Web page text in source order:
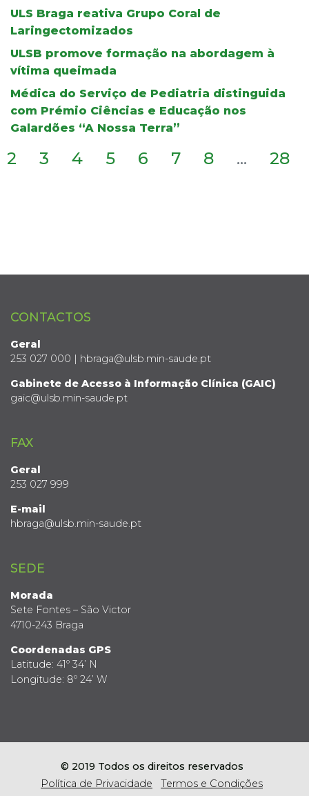
ULS Braga reativa Grupo Coral de
Laringectomizados
ULSB promove formação na abordagem à
vítima queimada
Médica do Serviço de Pediatria distinguida
com Prémio Ciências e Educação nos
Galardões “A Nossa Terra”
2 3 4 5 6 7 8 ... 28
CONTACTOS
Geral
253 027 000 | hbraga@ulsb.min-saude.pt
Gabinete de Acesso à Informação Clínica (GAIC)
gaic@ulsb.min-saude.pt
FAX
Geral
253 027 999
E-mail
hbraga@ulsb.min-saude.pt
SEDE
Morada
Sete Fontes – São Victor
4710-243 Braga
Coordenadas GPS
Latitude: 41º 34’ N
Longitude: 8º 24’ W
© 2019 Todos os direitos reservados
Política de Privacidade
Termos e Condições